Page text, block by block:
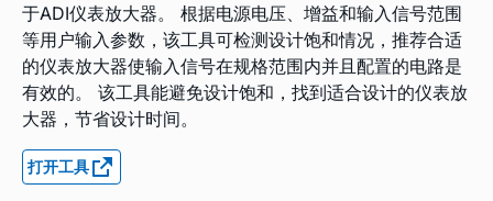
于ADI仪表放大器。 根据电源电压、增益和输入信号范围
等用户输入参数，该工具可检测设计饱和情况，推荐合适
的仪表放大器使输入信号在规格范围内并且配置的电路是
有效的。 该工具能避免设计饱和，找到适合设计的仪表放
大器，节省设计时间。
打开工具